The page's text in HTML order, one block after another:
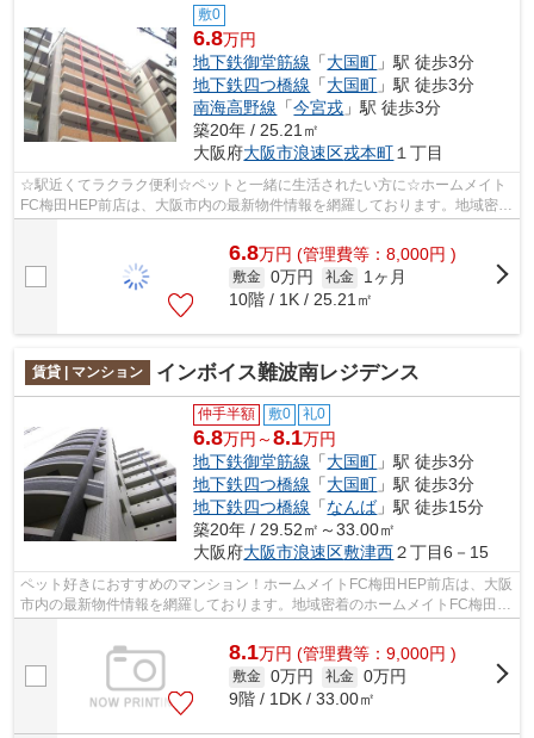
敷0
6.8万円
地下鉄御堂筋線 「大国町 」駅 徒歩3分
地下鉄四つ橋線 「大国町 」駅 徒歩3分
南海高野線 「今宮戎 」駅 徒歩3分
築20年 / 25.21㎡
大阪府大阪市浪速区戎本町 １丁目
☆駅近くてラクラク便利☆ペットと一緒に生活されたい方に☆ホームメイト
FC梅田HEP前店は、大阪市内の最新物件情報を網羅しております。地域密着
のホームメイトFC梅田HEP前店だからできる...
6.8万円 (管理費等：8,000円 )
敷金 0万円 礼金
1ヶ月
10階 / 1K / 25.21㎡
賃貸 | マンション インボイス難波南レジデンス
仲手半額 敷0 礼0
6.8万円～8.1万円
地下鉄御堂筋線 「大国町 」駅 徒歩3分
地下鉄四つ橋線 「大国町 」駅 徒歩3分
地下鉄四つ橋線 「なんば」駅 徒歩15分
築20年 / 29.52㎡～33.00㎡
大阪府大阪市浪速区敷津西２丁目6－15
ペット好きにおすすめのマンション！ホームメイトFC梅田HEP前店は、大阪
市内の最新物件情報を網羅しております。地域密着のホームメイトFC梅田
HEP前店だからできるお部屋探し品質であ...
8.1万円 (管理費等：9,000円 )
敷金 0万円 礼金 0万円
9階 / 1DK / 33.00㎡